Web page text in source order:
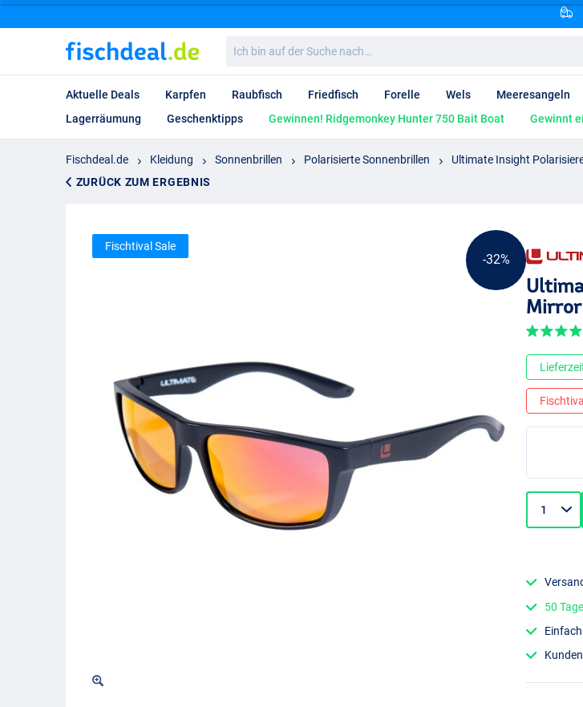
bin
auf
Suche
nach…
Aktuelle Deals Karpfen Raubfisch Friedfisch Forelle Wels Meeresangeln
Lagerräumung
Geschenktipps Gewinnen! Ridgemonkey Hunter 750 Bait Boat Gewinnt
Fischdeal.de Kleidung Sonnenbrillen Polarisierte Sonnenbrillen
Ultimate Insight
ZURÜCK ZUM ERGEBNIS
-32%
Fischtival Sale
Mirror
50 Tage